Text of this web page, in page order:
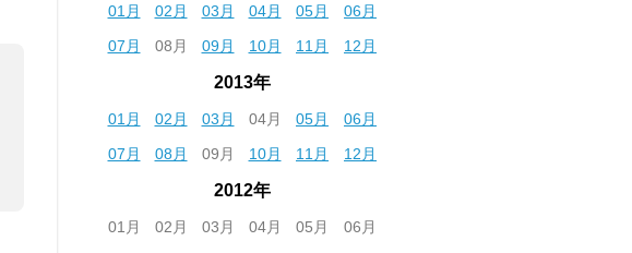
01月 02月 03月 04月 05月
06月
07月
08月 09月 10月 11月 12月
2013年
01月 02月 03月 04月 05月
06月
07月
08月 09月 10月 11月 12月
2012年
01月 02月 03月 04月 05月 06月